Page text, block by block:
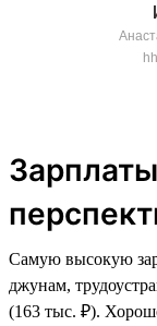
Самую высокую
джунам,
(163 тыс. ₽).